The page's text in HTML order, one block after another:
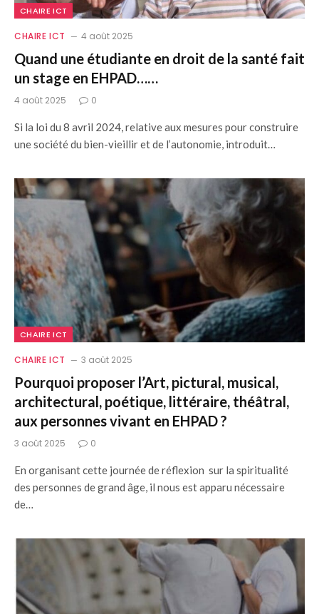
CHAIRE ICT
CHAIRE ICT 4 août 2025
Quand une étudiante en droit de la santé fait
un stage en EHPAD……
4 août 2025 0
Si la loi du 8 avril 2024, relative aux mesures pour construire
une société du bien-vieillir et de l’autonomie, introduit…
CHAIRE ICT
CHAIRE ICT 3 août 2025
Pourquoi proposer l’Art, pictural, musical,
architectural, poétique, littéraire, théâtral,
aux personnes vivant en EHPAD ?
3 août 2025 0
En organisant cette journée de réflexion sur la spiritualité
des personnes de grand âge, il nous est apparu nécessaire
de…